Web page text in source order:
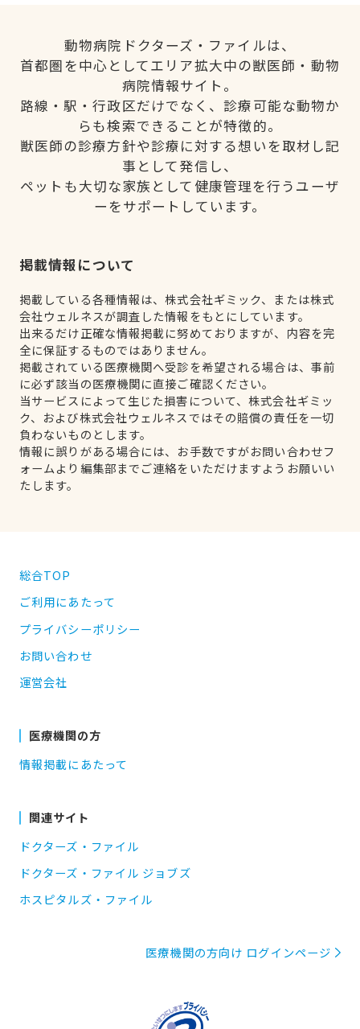
動物病院ドクターズ・ファイルは、
首都圏を中心としてエリア拡大中の獣医師・動物
病院情報サイト。
路線・駅・行政区だけでなく、診療可能な動物か
らも検索できることが特徴的。
獣医師の診療方針や診療に対する想いを取材し記
事として発信し、
ペットも大切な家族として健康管理を行うユーザ
ーをサポートしています。
掲載情報について
掲載している各種情報は、株式会社ギミック、または株式
会社ウェルネスが調査した情報をもとにしています。
出来るだけ正確な情報掲載に努めておりますが、内容を完
全に保証するものではありません。
掲載されている医療機関へ受診を希望される場合は、事前
に必ず該当の医療機関に直接ご確認ください。
当サービスによって生じた損害について、株式会社ギミッ
ク、および株式会社ウェルネスではその賠償の責任を一切
負わないものとします。
情報に誤りがある場合には、お手数ですがお問い合わせフ
ォームより編集部までご連絡をいただけますようお願いい
たします。
総合TOP
ご利用にあたって
プライバシーポリシー
お問い合わせ
運営会社
医療機関の方
情報掲載にあたって
関連サイト
ドクターズ・ファイル
ドクターズ・ファイル ジョブズ
ホスピタルズ・ファイル
医療機関の方向け ログインページ